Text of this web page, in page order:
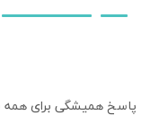
پاسخ همیشگی برای همه